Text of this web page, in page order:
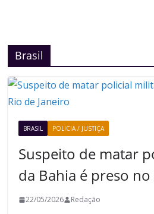
Brasil
BRASIL POLICIA / JUSTIÇA
Suspeito de matar
da Bahia é preso no
22/05/2026 Redação